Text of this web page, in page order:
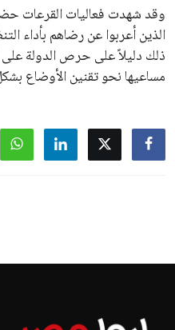
وقد شهدت فعاليات القرعات
الذين أعربوا عن رضاهم بأداء
ذلك دليلاً على حرص الدولة
مساعيها نحو تقنين الأوضاع